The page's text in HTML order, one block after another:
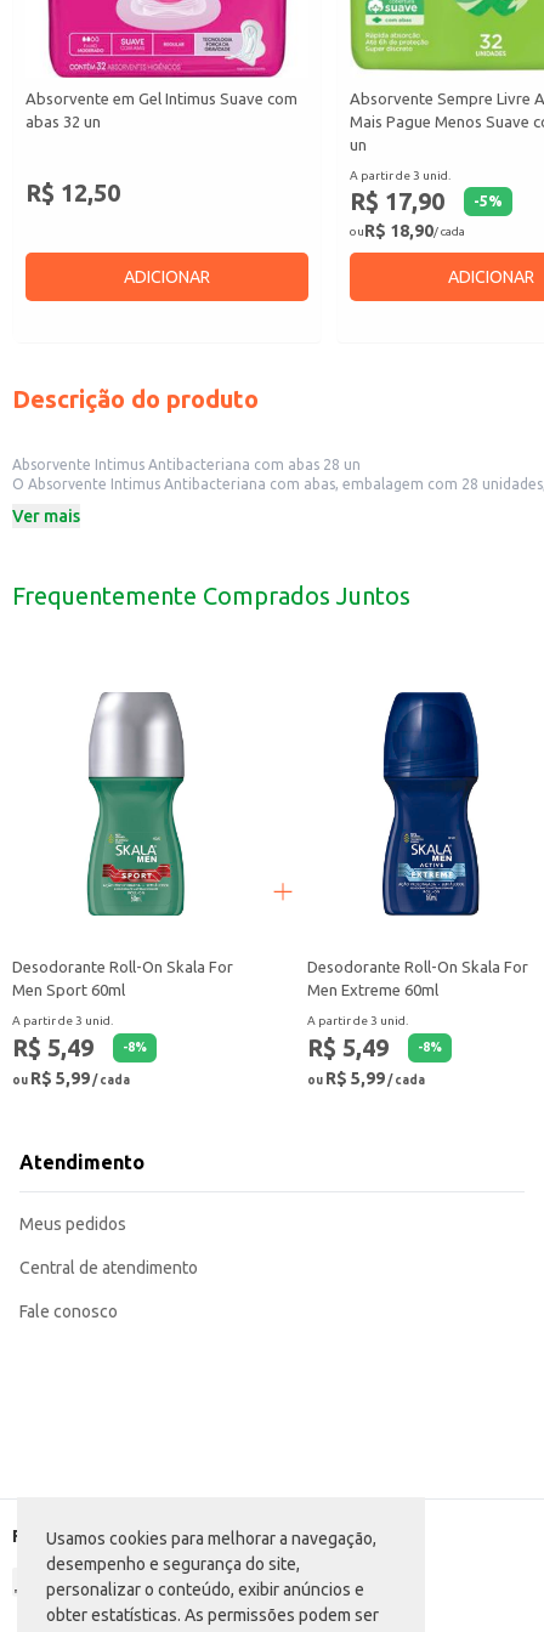
Usamos cookies para melhorar a navegação,
desempenho e segurança do site,
personalizar o conteúdo, exibir anúncios e
obter estatísticas. As permissões podem ser
Absorvente em Gel Intimus Suave com
abas 32 un
R$ 12,50
ADICIONAR
Absorvente Sempre Livre
Mais Pague Menos Suave
un
A partir de 3 unid.
R$ 17,90 -5%
ouR$ 18,90/ cada
ADICIONAR
Descrição do produto
Absorvente Intimus Antibacteriana com abas 28 un
O Absorvente Intimus Antibacteriana com abas, embalagem com 28
Dicas de Uso:
Com o Absorvente Intimus Antibacteriana com abas, você tem a
Ver mais
Frequentemente Comprados Juntos
Desodorante Roll-On Skala For
Men Sport 60ml
A partir de 3 unid.
R$ 5,49 -8%
ou R$ 5,99/ cada
Desodorante Roll-On Skala For
Men Extreme 60ml
A partir de 3 unid.
R$ 5,49 -8%
ou R$ 5,99/ cada
Atendimento
Meus pedidos
Central de atendimento
Fale conosco
Formas de pagamento